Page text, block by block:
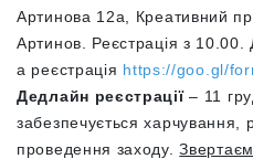
Артинова 12а, Креативний
Артинов. Реєстрація з 10.00.
а реєстрація https://goo.gl/
Дедлайн реєстрації– 11
забезпечується харчування,
проведення заходу.